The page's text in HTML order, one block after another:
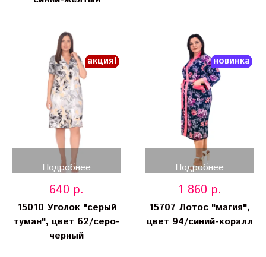
Подробнее
акция!
640 р.
15010 Уголок "серый
туман", цвет 62/серо-
черный
Подробнее
новинка
1 860 р.
15707 Лотос "магия",
цвет 94/синий-коралл